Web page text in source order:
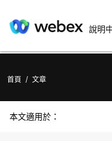
說明
首頁 / 文章
本文適用於：